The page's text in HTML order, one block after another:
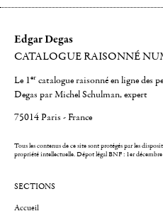
Edgar Degas
CATALOGUE RAISONNÉ
Le 1er catalogue raisonné en ligne des
Degas par Michel Schulman, expert
75014 Paris - France
Tous les contenus de ce site sont protégés par les
propriété intellectuelle.Dépot légal BNF : 1er
SECTIONS
Accueil